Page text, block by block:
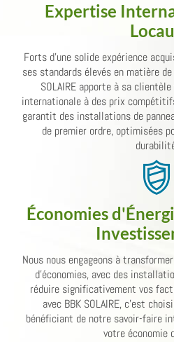
Expertise
Forts d'une solide expérience
ses standards élevés en matière
SOLAIRE apporte à sa
internationale à des prix
garantit des installations de
de premier ordre, optimisées
Économies
Nous nous engageons à
d'économies, avec des
réduire significativement vos
avec BBK SOLAIRE, c'est
bénéficiant de notre savoir-faire
votre économie